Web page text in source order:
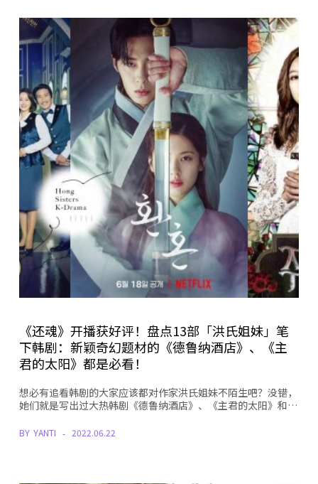
《还魂》开播获好评！盘点13部「洪氏姐妹」笔
下韩剧：新颖奇幻题材的《德鲁纳酒店》、《主
君的太阳》都是必看！
想必有追看韩剧的大家应该都对作家洪氏姐妹不陌生吧？没错，
她们就是写出过大热韩剧《德鲁纳酒店》、《主君的太阳》和…
BY YANTI 2022.06.22